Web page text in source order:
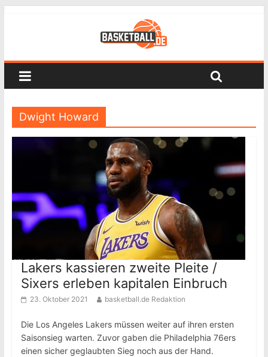
Dwight Howard
Lakers kassieren zweite Pleite /
Sixers erleben kapitalen Einbruch
23. Oktober 2021 basketball.de Redaktion
Die Los Angeles Lakers müssen weiter auf ihren ersten
Saisonsieg warten. Zuvor gaben die Philadelphia 76ers
einen sicher geglaubten Sieg noch aus der Hand.